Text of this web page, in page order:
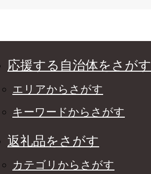
応援する自治体をさがす
エリアからさがす
キーワードからさがす
返礼品をさがす
カテゴリからさがす